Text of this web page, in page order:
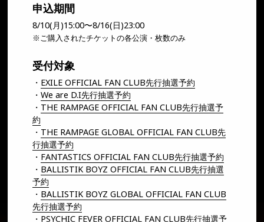
PSYCHIC FEVER GLOBAL
チケットの申込は終了しました
対象者
申込み期間内にファンクラブサイトに
ログイン可能な会員様が対象になります。
チケットの申込は終了しました
申込期間
8/10(月)15:00〜8/16(日)23:00
※ご購入されたチケットの各公演・枚数のみ
受付対象
・ EXILE OFFICIAL FAN CLUB先行抽選予約
・We are D.I先行抽選予約
・ THE RAMPAGE OFFICIAL FAN CLUB先行抽選予
約
・ THE RAMPAGE GLOBAL OFFICIAL FAN CLUB先
行抽選予約
・ FANTASTICS OFFICIAL FAN CLUB先行抽選予約
・ BALLISTIK BOYZ OFFICIAL FAN CLUB先行抽選
予約
・ BALLISTIK BOYZ GLOBAL OFFICIAL FAN CLUB
先行抽選予約
・ PSYCHIC FEVER OFFICIAL FAN CLUB先行抽選予